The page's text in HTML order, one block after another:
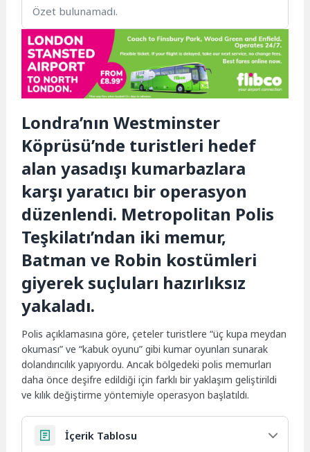
Özet bulunamadı.
Londra’nın Westminster
Köprüsü’nde turistleri hedef
alan yasadışı kumarbazlara
karşı yaratıcı bir operasyon
düzenlendi. Metropolitan Polis
Teşkilatı’ndan iki memur,
Batman ve Robin kostümleri
giyerek suçluları hazırlıksız
yakaladı.
Polis açıklamasına göre, çeteler turistlere “üç kupa meydan
okuması” ve “kabuk oyunu” gibi kumar oyunları sunarak
dolandırıcılık yapıyordu. Ancak bölgedeki polis memurları
daha önce deşifre edildiği için farklı bir yaklaşım geliştirildi
ve kılık değiştirme yöntemiyle operasyon başlatıldı.
İçerik Tablosu